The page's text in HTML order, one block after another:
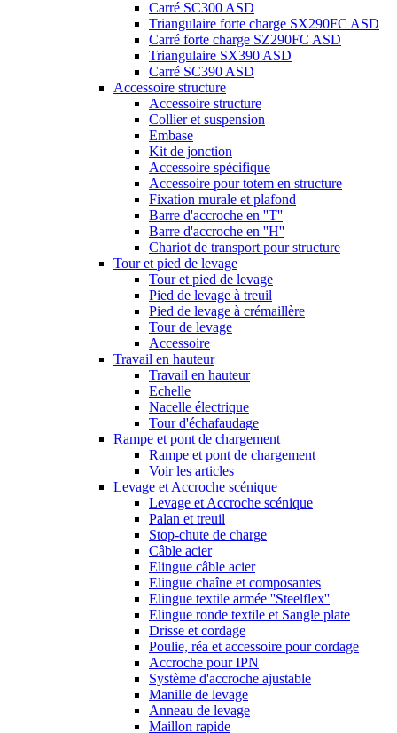
Carré SC300 ASD
Triangulaire forte charge SX290FC ASD
Carré forte charge SZ290FC ASD
Triangulaire SX390 ASD
Carré SC390 ASD
Accessoire structure
Accessoire structure
Collier et suspension
Embase
Kit de jonction
Accessoire spécifique
Accessoire pour totem en structure
Fixation murale et plafond
Barre d'accroche en ''T''
Barre d'accroche en ''H''
Chariot de transport pour structure
Tour et pied de levage
Tour et pied de levage
Pied de levage à treuil
Pied de levage à crémaillère
Tour de levage
Accessoire
Travail en hauteur
Travail en hauteur
Echelle
Nacelle électrique
Tour d'échafaudage
Rampe et pont de chargement
Rampe et pont de chargement
Voir les articles
Levage et Accroche scénique
Levage et Accroche scénique
Palan et treuil
Stop-chute de charge
Câble acier
Elingue câble acier
Elingue chaîne et composantes
Elingue textile armée ''Steelflex''
Elingue ronde textile et Sangle plate
Drisse et cordage
Poulie, réa et accessoire pour cordage
Accroche pour IPN
Système d'accroche ajustable
Manille de levage
Anneau de levage
Maillon rapide